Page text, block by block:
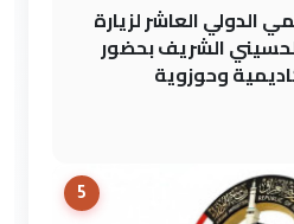
الدولي العاشر لزيارة
الشريف بحضور
وحوزوية
5